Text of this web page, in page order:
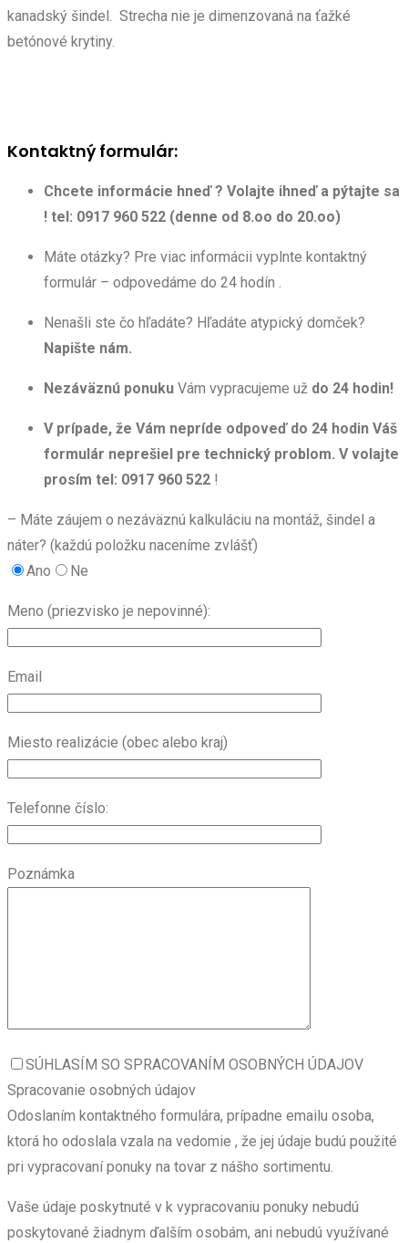
kanadský šindel. Strecha nie je dimenzovaná na ťažké
betónové krytiny.
Kontaktný formulár:
Chcete informácie hneď ? Volajte ihneď a pýtajte sa
! tel: 0917 960 522 (denne od 8.oo do 20.oo)
Máte otázky? Pre viac informácii vyplnte kontaktný
formulár – odpovedáme do 24 hodín .
Nenašli ste čo hľadáte? Hľadáte atypický domček?
Napište nám.
Nezáväznú ponuku Vám vypracujeme už do 24 hodin!
V prípade, že Vám nepríde odpoveď do 24 hodin Váš
formulár neprešiel pre technický problom. V volajte
prosím tel: 0917 960 522 !
– Máte záujem o nezáväznú kalkuláciu na montáž, šindel a
náter? (každú položku naceníme zvlášť)
Ano
Ne
Meno (priezvisko je nepovinné):
Email
Miesto realizácie (obec alebo kraj)
Telefonne číslo:
Poznámka
SÚHLASÍM SO SPRACOVANÍM OSOBNÝCH ÚDAJOV
Spracovanie osobných údajov
Odoslaním kontaktného formulára, prípadne emailu osoba,
ktorá ho odoslala vzala na vedomie , že jej údaje budú použité
pri vypracovaní ponuky na tovar z nášho sortimentu.
Vaše údaje poskytnuté v k vypracovaniu ponuky nebudú
poskytované žiadnym ďalším osobám, ani nebudú využívané